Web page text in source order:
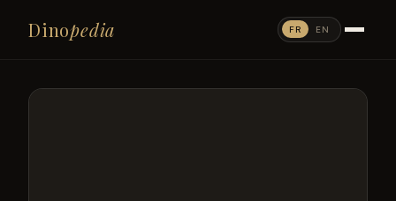
Dinopedia FR EN